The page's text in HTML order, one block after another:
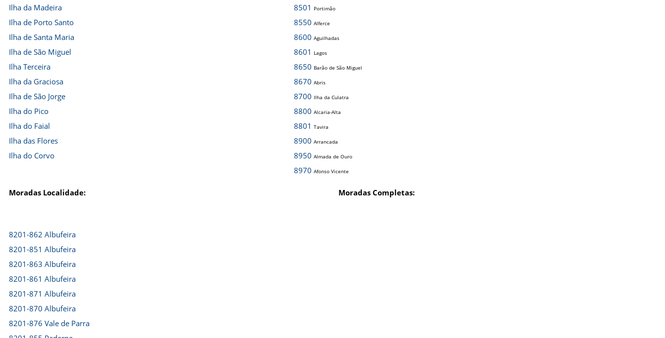
Ilha da Madeira
Ilha de Porto Santo
Ilha de Santa Maria
Ilha de São Miguel
Ilha Terceira
Ilha da Graciosa
Ilha de São Jorge
Ilha do Pico
Ilha do Faial
Ilha das Flores
Ilha do Corvo
8501 Portimão
8550 Alferce
8600 Aguilhadas
8601 Lagos
8650 Barão de São Miguel
8670 Abris
8700 Ilha da Culatra
8800 Alcaria-Alta
8801 Tavira
8900 Arrancada
8950 Almada de Ouro
8970 Afonso Vicente
Moradas Localidade: Moradas Completas:
8201-862 Albufeira
8201-851 Albufeira
8201-863 Albufeira
8201-861 Albufeira
8201-871 Albufeira
8201-870 Albufeira
8201-876 Vale de Parra